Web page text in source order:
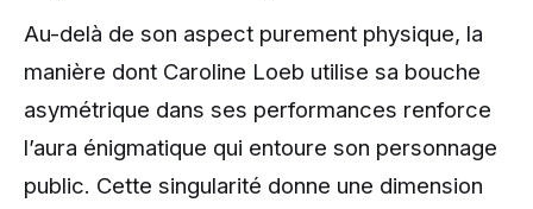
Au-delà de son aspect purement physique, la
manière dont Caroline Loeb utilise sa bouche
asymétrique dans ses performances renforce
l’aura énigmatique qui entoure son personnage
public. Cette singularité donne une dimension